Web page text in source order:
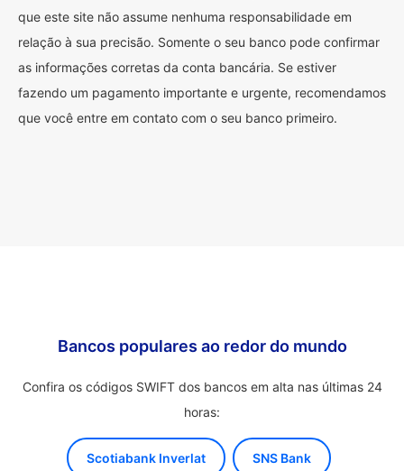
que este site não assume nenhuma responsabilidade em
relação à sua precisão. Somente o seu banco pode confirmar
as informações corretas da conta bancária. Se estiver
fazendo um pagamento importante e urgente, recomendamos
que você entre em contato com o seu banco primeiro.
Bancos populares ao redor do mundo
Confira os códigos SWIFT dos bancos em alta nas últimas 24
horas:
Scotiabank Inverlat SNS Bank